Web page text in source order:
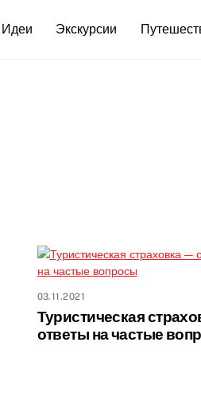
Идеи Экскурсии
03.11.2021
Туристическая
ответы на частые